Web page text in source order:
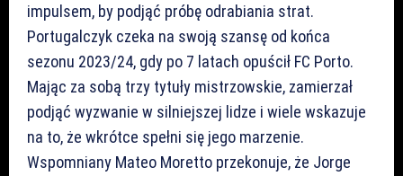
impulsem, by podjąć próbę odrabiania strat.
Portugalczyk czeka na swoją szansę od końca
sezonu 2023/24, gdy po 7 latach opuścił FC Porto.
Mając za sobą trzy tytuły mistrzowskie, zamierzał
podjąć wyzwanie w silniejszej lidze i wiele wskazuje
na to, że wkrótce spełni się jego marzenie.
Wspomniany Mateo Moretto przekonuje, że Jorge